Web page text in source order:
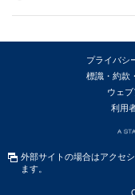
プライバシ
標識・約款
ウェ
利用
外部サイトの場合はアクセ
ます。